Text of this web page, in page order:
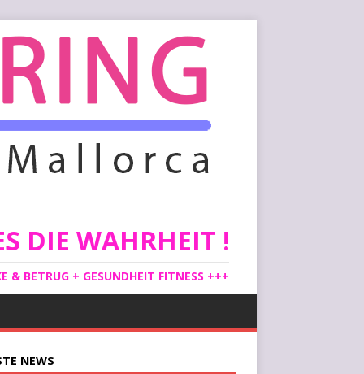
DIE WAHRHEIT !
& BETRUG + GESUNDHEIT FITNESS +++
NEWS